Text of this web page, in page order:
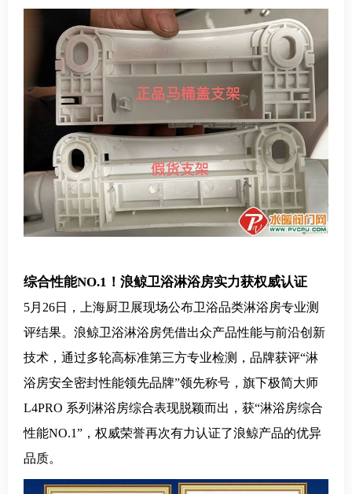
综合性能NO.1！浪鲸卫浴淋浴房实力获权威认证
5月26日，上海厨卫展现场公布卫浴品类淋浴房专业测
评结果。浪鲸卫浴淋浴房凭借出众产品性能与前沿创新
技术，通过多轮高标准第三方专业检测，品牌获评“淋
浴房安全密封性能领先品牌”领先称号，旗下极简大师
L4PRO 系列淋浴房综合表现脱颖而出，获“淋浴房综合
性能NO.1”，权威荣誉再次有力认证了浪鲸产品的优异
品质。